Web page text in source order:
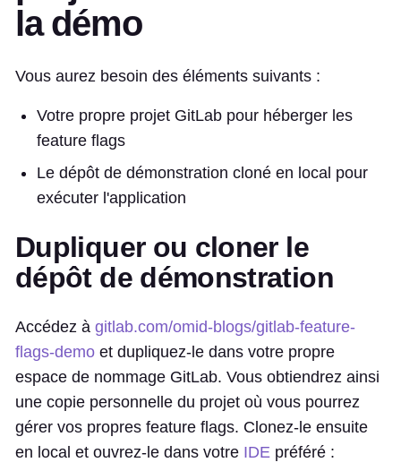
la démo
Vous aurez besoin des éléments suivants :
Votre propre projet GitLab pour héberger les
feature flags
Le dépôt de démonstration cloné en local pour
exécuter l'application
Dupliquer ou cloner le
dépôt de démonstration
Accédez à gitlab.com/omid-blogs/gitlab-feature-
flags-demo et dupliquez-le dans votre propre
espace de nommage GitLab. Vous obtiendrez ainsi
une copie personnelle du projet où vous pourrez
gérer vos propres feature flags. Clonez-le ensuite
en local et ouvrez-le dans votre IDE préféré :